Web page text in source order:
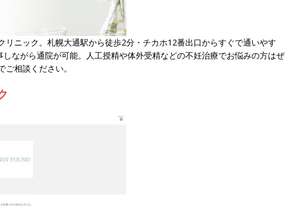
リニック。札幌大通駅から徒歩2分・チカホ12番出口からすぐで通いやす
しながら通院が可能。人工授精や体外受精などの不妊治療でお悩みの方はぜ
相談ください。